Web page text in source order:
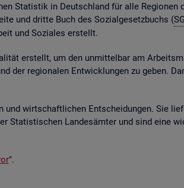
Sta­tis­tik in Deutsch­land für alle Re­gio­nen
und drit­te Buch des So­zi­al­ge­setz­buchs (
und So­zia­les er­stellt.
er­stellt, um den un­mit­tel­bar am
der re­gio­na­len Ent­wick­lun­gen zu geben.
und wirt­schaft­li­chen Ent­schei­dun­gen. Sie
Sta­tis­ti­schen Lan­des­äm­ter und sind eine
".